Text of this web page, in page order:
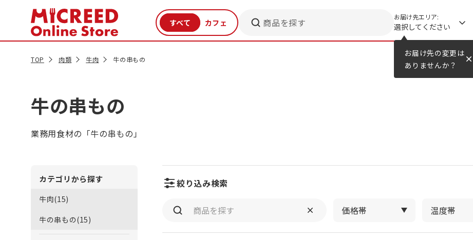
お届け先の変更は
ありませんか？
商品を探す お届け先エリア:
選択してください
TOP 肉類 牛肉 牛の串もの
牛の串もの
業務用食材の「牛の串もの」
絞り込み検索
価格帯 温度帯
カテゴリから探す
牛肉(15)
牛の串もの(15)